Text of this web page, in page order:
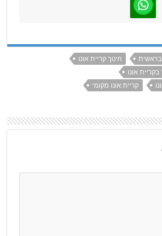
בראשית
חינוך קריית אונו
אונו
קריית אונו מקומי